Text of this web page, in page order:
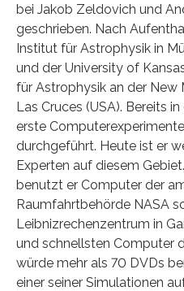
bei Jakob Zeldovich und
geschrieben. Nach
Institut für Astrophysik in
und der University of
für Astrophysik an der New
Las Cruces (USA). Bereits
erste
durchgeführt. Heute ist er
Experten auf diesem
benutzt er Computer der
Raumfahrtbehörde NASA
Leibnizrechenzentrum in
und schnellsten Computer
würde mehr als 70 DVDs
einer seiner Simulationen